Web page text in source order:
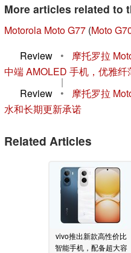
More articles related to
Motorola Moto G77 (Moto
Review
•
摩托罗拉
中端 AMOLED 手机，优雅纤
|
Review
•
摩托罗拉
水和长期更新承诺
Related Articles
vivo推出新款高性价比
智能手机，配备超大容